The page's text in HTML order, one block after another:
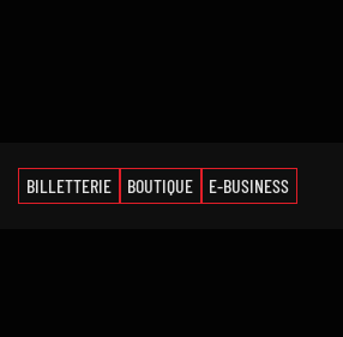
BILLETTERIE BOUTIQUE E-BUSINESS